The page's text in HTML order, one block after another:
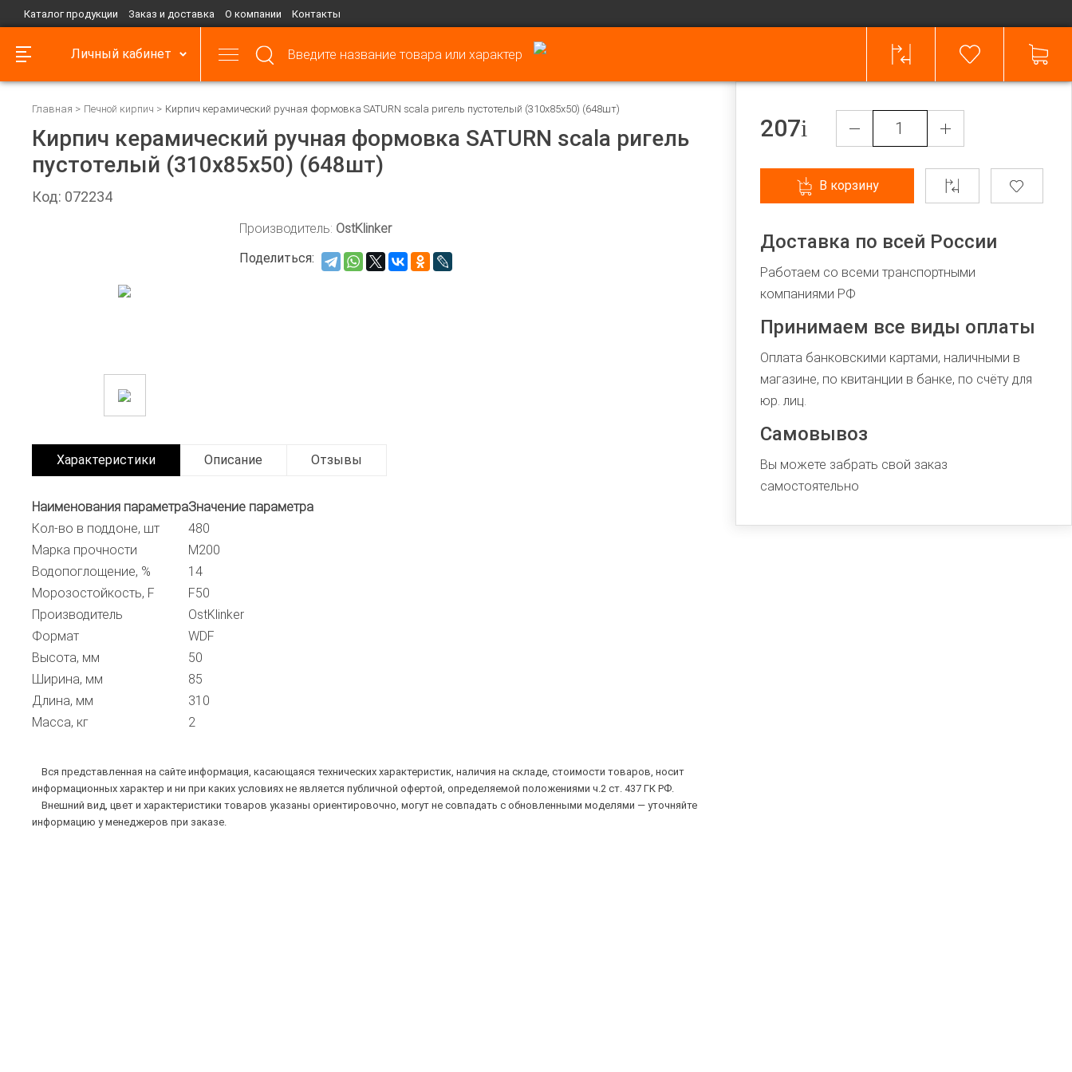
Каталог продукции Заказ и доставка О компании Контакты
Личный кабинет
Главная Печной кирпич Кирпич керамический ручная формовка SATURN scala ригель пустотелый (310х85х50) (648шт)
Кирпич керамический ручная формовка SATURN scala ригель
пустотелый (310х85х50) (648шт)
Код: 072234
Производитель: OstKlinker
Поделиться:
Характеристики Описание Отзывы
Наименования параметраЗначение параметра
Кол-во в поддоне, шт
480
Марка прочности
М200
Водопоглощение, %
14
Морозостойкость, F
F50
Производитель
OstKlinker
Формат
WDF
Высота, мм
50
Ширина, мм
85
Длина, мм
310
Масса, кг
2
Вся представленная на сайте информация, касающаяся технических характеристик, наличия на складе, стоимости товаров, носит
информационных характер и ни при каких условиях не является публичной офертой, определяемой положениями ч.2 ст. 437 ГК РФ.
Внешний вид, цвет и характеристики товаров указаны ориентировочно, могут не совпадать с обновленными моделями — уточняйте
информацию у менеджеров при заказе.
207
В корзину
Доставка по всей России
Работаем со всеми транспортными
компаниями РФ
Принимаем все виды оплаты
Оплата банковскими картами, наличными в
магазине, по квитанции в банке, по счёту для
юр. лиц.
Самовывоз
Вы можете забрать свой заказ
самостоятельно